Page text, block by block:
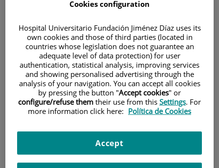
contenido
INICIO|UNIDADES DE APOYO|ENSAYOS CLÍNICOS
ENSAYO CLÍNICO ABIERTO, FACTORIAL DE 2X2,
ALEATORIZADO Y CONTROLADO PARA EVALUAR LA
Cookies configuration
Hospital Universitario Fundación Jiménez Díaz uses its
own cookies and those of third parties (located in
countries whose legislation does not guarantee an
adequate level of data protection) for user
authentication, statistical analysis, improving services
and showing personalised advertising through the
analysis of your navigation. You can accept all cookies
by pressing the button "Accept cookies" or
configure/refuse them their use from this Settings. For
more information click here: Política de Cookies
Accept